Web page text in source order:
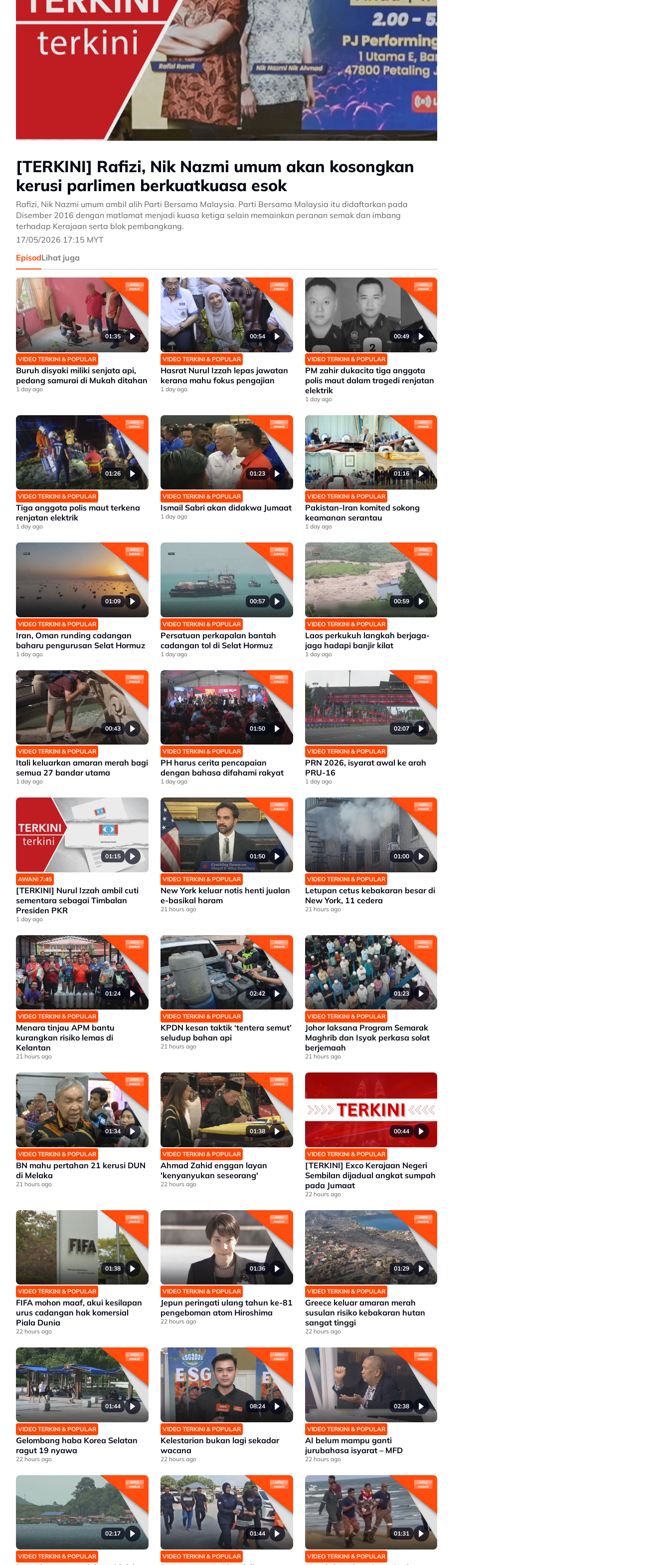
[TERKINI] Rafizi, Nik Nazmi umum akan kosongkan
kerusi parlimen berkuatkuasa esok
Rafizi, Nik Nazmi umum ambil alih Parti Bersama Malaysia. Parti Bersama Malaysia itu didaftarkan pada
Disember 2016 dengan matlamat menjadi kuasa ketiga selain memainkan peranan semak dan imbang
terhadap Kerajaan serta blok pembangkang.
17/05/2026 17:15 MYT
EpisodLihat juga
01:35
VIDEO TERKINI & POPULAR
Buruh disyaki miliki senjata api,
pedang samurai di Mukah ditahan
1 day ago
00:54
VIDEO TERKINI & POPULAR
Hasrat Nurul Izzah lepas jawatan
kerana mahu fokus pengajian
1 day ago
00:49
VIDEO TERKINI & POPULAR
PM zahir dukacita tiga anggota
polis maut dalam tragedi renjatan
elektrik
1 day ago
01:26
VIDEO TERKINI & POPULAR
Tiga anggota polis maut terkena
renjatan elektrik
1 day ago
01:23
VIDEO TERKINI & POPULAR
Ismail Sabri akan didakwa Jumaat
1 day ago
01:16
VIDEO TERKINI & POPULAR
Pakistan-Iran komited sokong
keamanan serantau
1 day ago
01:09
VIDEO TERKINI & POPULAR
Iran, Oman runding cadangan
baharu pengurusan Selat Hormuz
1 day ago
00:57
VIDEO TERKINI & POPULAR
Persatuan perkapalan bantah
cadangan tol di Selat Hormuz
1 day ago
00:59
VIDEO TERKINI & POPULAR
Laos perkukuh langkah berjaga-
jaga hadapi banjir kilat
1 day ago
00:43
VIDEO TERKINI & POPULAR
Itali keluarkan amaran merah bagi
semua 27 bandar utama
1 day ago
01:50
VIDEO TERKINI & POPULAR
PH harus cerita pencapaian
dengan bahasa difahami rakyat
1 day ago
02:07
VIDEO TERKINI & POPULAR
PRN 2026, isyarat awal ke arah
PRU-16
1 day ago
01:15
AWANI 7:45
[TERKINI] Nurul Izzah ambil cuti
sementara sebagai Timbalan
Presiden PKR
1 day ago
01:50
VIDEO TERKINI & POPULAR
New York keluar notis henti jualan
e-basikal haram
21 hours ago
01:00
VIDEO TERKINI & POPULAR
Letupan cetus kebakaran besar di
New York, 11 cedera
21 hours ago
01:24
VIDEO TERKINI & POPULAR
Menara tinjau APM bantu
kurangkan risiko lemas di
Kelantan
21 hours ago
02:42
VIDEO TERKINI & POPULAR
KPDN kesan taktik ‘tentera semut’
seludup bahan api
21 hours ago
01:23
VIDEO TERKINI & POPULAR
Johor laksana Program Semarak
Maghrib dan Isyak perkasa solat
berjemaah
21 hours ago
01:34
VIDEO TERKINI & POPULAR
BN mahu pertahan 21 kerusi DUN
di Melaka
21 hours ago
01:38
VIDEO TERKINI & POPULAR
Ahmad Zahid enggan layan
'kenyanyukan seseorang'
22 hours ago
00:44
VIDEO TERKINI & POPULAR
[TERKINI] Exco Kerajaan Negeri
Sembilan dijadual angkat sumpah
pada Jumaat
22 hours ago
01:38
VIDEO TERKINI & POPULAR
FIFA mohon maaf, akui kesilapan
urus cadangan hak komersial
Piala Dunia
22 hours ago
01:36
VIDEO TERKINI & POPULAR
Jepun peringati ulang tahun ke-81
pengeboman atom Hiroshima
22 hours ago
01:29
VIDEO TERKINI & POPULAR
Greece keluar amaran merah
susulan risiko kebakaran hutan
sangat tinggi
22 hours ago
01:44
VIDEO TERKINI & POPULAR
Gelombang haba Korea Selatan
ragut 19 nyawa
22 hours ago
08:24
VIDEO TERKINI & POPULAR
Kelestarian bukan lagi sekadar
wacana
22 hours ago
02:38
VIDEO TERKINI & POPULAR
AI belum mampu ganti
jurubahasa isyarat – MFD
22 hours ago
02:17
VIDEO TERKINI & POPULAR
01:44
VIDEO TERKINI & POPULAR
01:31
VIDEO TERKINI & POPULAR